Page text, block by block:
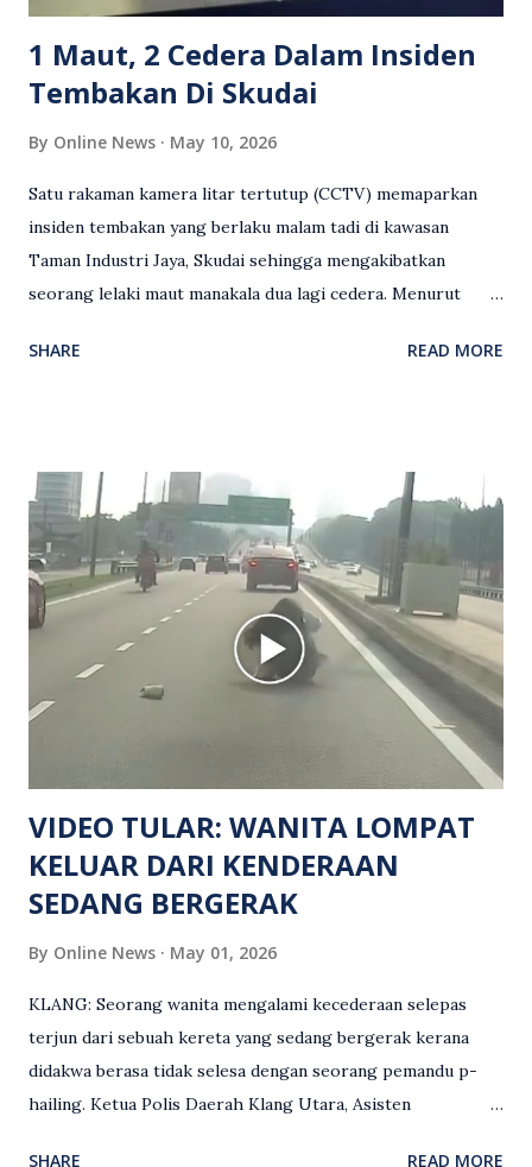
terhadap wanita dipercayai menjadi mangs...
1 Maut, 2 Cedera Dalam Insiden
Tembakan Di Skudai
By Online News May 10, 2026
Satu rakaman kamera litar tertutup (CCTV) memaparkan
insiden tembakan yang berlaku malam tadi di kawasan
Taman Industri Jaya, Skudai sehingga mengakibatkan
seorang lelaki maut manakala dua lagi cedera. Menurut
kejadian berlaku sekitar jam 11 malam dan pihak polis
hiburan di kawasan berkenaan. Seorang mangsa disahkan
meninggal dunia di lokasi kejadian akibat terkena tembakan,
manakala seorang lagi mangsa mengalami kecederaan.
Turut dipercayai terdapat seorang lagi individu cedera
namun identitinya masih belum dikenal pasti selepas dibawa
keluar dari lokasi oleh kenalannya. Polis kini sedang giat
mengesan dua suspek yang masih bebas bagi membantu
siasatan lanjut. Kes disiasat mengikut Seksyen 302 Kanun
Keseksaan kerana membunuh. Orang ramai yang mempunyai
maklumat diminta t...
SHARE READ MORE
VIDEO TULAR: WANITA LOMPAT
KELUAR DARI KENDERAAN
SEDANG BERGERAK
By Online News May 01, 2026
KLANG: Seorang wanita mengalami kecederaan selepas
terjun dari sebuah kereta yang sedang bergerak kerana
didakwa berasa tidak selesa dengan seorang pemandu p-
hailing. Ketua Polis Daerah Klang Utara, Asisten
SHARE READ MORE